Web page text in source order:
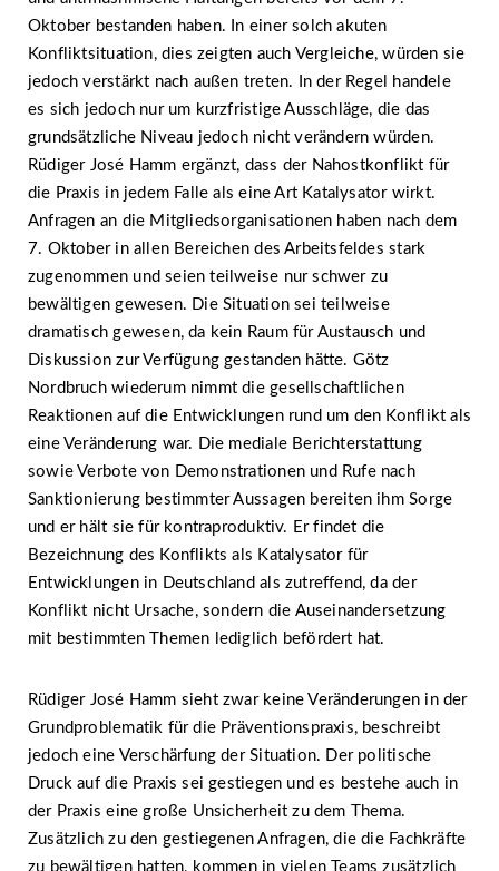
Oktober bestanden haben. In einer solch akuten
Konfliktsituation, dies zeigten auch Vergleiche, würden sie
jedoch verstärkt nach außen treten. In der Regel handele
es sich jedoch nur um kurzfristige Ausschläge, die das
grundsätzliche Niveau jedoch nicht verändern würden.
Rüdiger José Hamm ergänzt, dass der Nahostkonflikt für
die Praxis in jedem Falle als eine Art Katalysator wirkt.
Anfragen an die Mitgliedsorganisationen haben nach dem
7. Oktober in allen Bereichen des Arbeitsfeldes stark
zugenommen und seien teilweise nur schwer zu
bewältigen gewesen. Die Situation sei teilweise
dramatisch gewesen, da kein Raum für Austausch und
Diskussion zur Verfügung gestanden hätte. Götz
Nordbruch wiederum nimmt die gesellschaftlichen
Reaktionen auf die Entwicklungen rund um den Konflikt als
eine Veränderung war. Die mediale Berichterstattung
sowie Verbote von Demonstrationen und Rufe nach
Sanktionierung bestimmter Aussagen bereiten ihm Sorge
und er hält sie für kontraproduktiv. Er findet die
Bezeichnung des Konflikts als Katalysator für
Entwicklungen in Deutschland als zutreffend, da der
Konflikt nicht Ursache, sondern die Auseinandersetzung
mit bestimmten Themen lediglich befördert hat.
Rüdiger José Hamm sieht zwar keine Veränderungen in der
Grundproblematik für die Präventionspraxis, beschreibt
jedoch eine Verschärfung der Situation. Der politische
Druck auf die Praxis sei gestiegen und es bestehe auch in
der Praxis eine große Unsicherheit zu dem Thema.
Zusätzlich zu den gestiegenen Anfragen, die die Fachkräfte
zu bewältigen hatten, kommen in vielen Teams zusätzlich